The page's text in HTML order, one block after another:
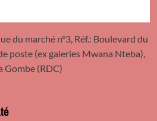
du marché n°3, Réf.: Boulevard du
poste (ex galeries Mwana Nteba),
Gombe (RDC)